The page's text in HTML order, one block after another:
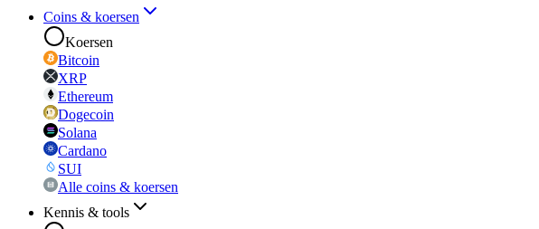
Coins & koersen
Koersen
Bitcoin
XRP
Ethereum
Dogecoin
Solana
Cardano
SUI
Alle coins & koersen
Kennis & tools